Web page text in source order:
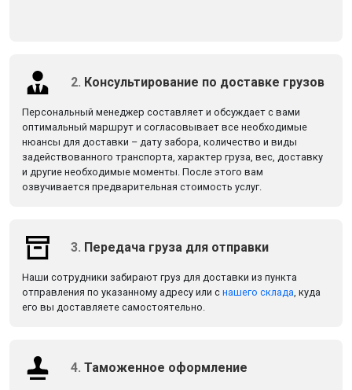
2. Консультирование по доставке грузов
Персональный менеджер составляет и обсуждает с вами
оптимальный маршрут и согласовывает все необходимые
нюансы для доставки – дату забора, количество и виды
задействованного транспорта, характер груза, вес, доставку
и другие необходимые моменты. После этого вам
озвучивается предварительная стоимость услуг.
3. Передача груза для отправки
Наши сотрудники забирают груз для доставки из пункта
отправления по указанному адресу или с нашего склада , куда
его вы доставляете самостоятельно.
4. Таможенное оформление